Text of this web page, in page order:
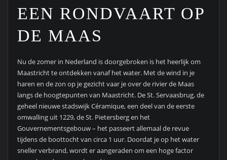
EEN RONDVAART OP
DE MAAS
Nu de zomer in Nederland is doorgebroken is het heerlijk om
Maastricht te ontdekken vanaf het water. Met de wind in je
haren en de zon op je gezicht vaar je over de rivier de Maas
langs de hoogtepunten van Maastricht. De St. Servaasbrug, de
geheel nieuwe stadswijk Céramique, een deel van de eerste
omwalling uit 1229, de St. Pietersberg en het
Gouvernementsgebouw – het passeert allemaal de revue
tijdens de boottocht van circa 1 uur. Doordat je op het water
sneller verbrand, wordt er aangeraden om een hoge factor